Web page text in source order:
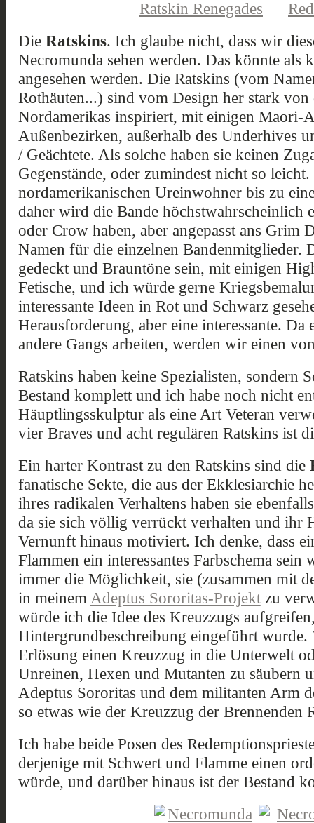
Die Ratskins. Ich glaube nicht, dass wir
Necromunda sehen werden. Das könnte als
angesehen werden. Die Ratskins (vom
Rothäuten...) sind vom Design her stark
Nordamerikas inspiriert, mit einigen Maori-
Außenbezirken, außerhalb des Underhives
/ Geächtete. Als solche haben sie keinen
Gegenstände, oder zumindest nicht so
nordamerikanischen Ureinwohner bis zu
daher wird die Bande höchstwahrscheinlich
oder Crow haben, aber angepasst ans Grim
Namen für die einzelnen Bandenmitglieder.
gedeckt und Brauntöne sein, mit einigen
Fetische, und ich würde gerne
interessante Ideen in Rot und Schwarz
Herausforderung, aber eine interessante.
andere Gangs arbeiten, werden wir einen
Ratskins haben keine Spezialisten, sondern
Bestand komplett und ich habe noch nicht
Häuptlingsskulptur als eine Art Veteran
vier Braves und acht regulären Ratskins ist
Ein harter Kontrast zu den Ratskins sind die
fanatische Sekte, die aus der Ekklesiarchie
ihres radikalen Verhaltens haben sie
da sie sich völlig verrückt verhalten und ihr
Vernunft hinaus motiviert. Ich denke, dass
Flammen ein interessantes Farbschema
immer die Möglichkeit, sie (zusammen mit
in meinem Adeptus Sororitas-Projektzu
würde ich die Idee des Kreuzzugs
Hintergrundbeschreibung eingeführt
Erlösung einen Kreuzzug in die Unterwelt
Unreinen, Hexen und Mutanten zu säubern
Adeptus Sororitas und dem militanten Arm
so etwas wie der Kreuzzug der Brennenden
Ich habe beide Posen des
derjenige mit Schwert und Flamme einen
würde, und darüber hinaus ist der Bestand